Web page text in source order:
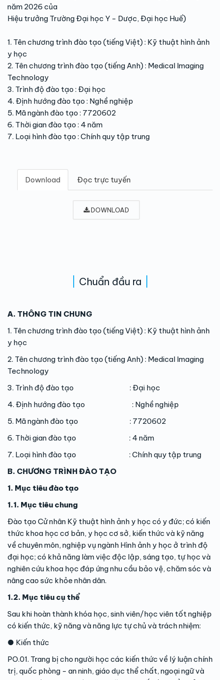
năm 2026 của
Hiệu trưởng Trường Đại học Y - Dược, Đại học Huế)
1. Tên chương trình đào tạo (tiếng Việt) : Kỹ thuật hình ảnh
y học
2. Tên chương trình đào tạo (tiếng Anh) : Medical Imaging
Technology
3. Trình độ đào tạo : Đại học
4. Định hướng đào tạo : Nghề nghiệp
5. Mã ngành đào tạo : 7720602
6. Thời gian đào tạo : 4 năm
7. Loại hình đào tạo : Chính quy tập trung
Download Đọc trực tuyến
DOWNLOAD
Chuẩn đầu ra
A. THÔNG TIN CHUNG
1. Tên chương trình đào tạo (tiếng Việt) : Kỹ thuật hình ảnh
y học
2. Tên chương trình đào tạo (tiếng Anh) : Medical Imaging
Technology
3. Trình độ đào tạo : Đại học
4. Định hướng đào tạo : Nghề nghiệp
5. Mã ngành đào tạo : 7720602
6. Thời gian đào tạo : 4 năm
7. Loại hình đào tạo : Chính quy tập trung
B. CHƯƠNG TRÌNH ĐÀO TẠO
1. Mục tiêu đào tạo
1.1. Mục tiêu chung
Đào tạo Cử nhân Kỹ thuật hình ảnh y học có y đức; có kiến
thức khoa học cơ bản, y học cơ sở, kiến thức và kỹ năng
về chuyên môn, nghiệp vụ ngành Hình ảnh y học ở trình độ
đại học; có khả năng làm việc độc lập, sáng tạo, tự học và
nghiên cứu khoa học đáp ứng nhu cầu bảo vệ, chăm sóc và
nâng cao sức khỏe nhân dân.
1.2. Mục tiêu cụ thể
Sau khi hoàn thành khóa học, sinh viên/học viên tốt nghiệp
có kiến thức, kỹ năng và năng lực tự chủ và trách nhiệm:
● Kiến thức
PO.01. Trang bị cho người học các kiến thức về lý luận chính
trị, quốc phòng - an ninh, giáo dục thể chất, ngoại ngữ và